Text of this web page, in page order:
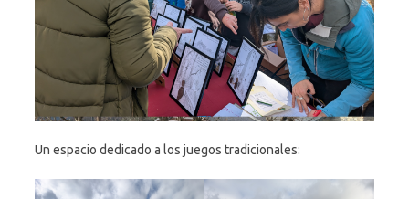
Un espacio dedicado a los juegos tradicionales: